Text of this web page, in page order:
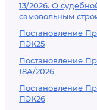
13/2026. О
самовольным
Постановление
ПЭК25
Постановление
18А/2026
Постановление
ПЭК26